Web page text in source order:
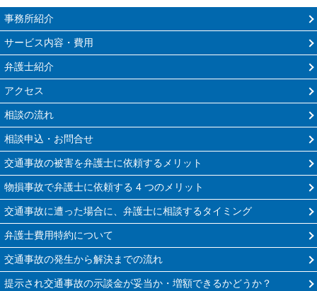
事務所紹介
サービス内容・費用
弁護士紹介
アクセス
相談の流れ
相談申込・お問合せ
交通事故の被害を弁護士に依頼するメリット
物損事故で弁護士に依頼する 4 つのメリット
交通事故に遭った場合に、弁護士に相談するタイミング
弁護士費用特約について
交通事故の発生から解決までの流れ
提示され交通事故の示談金が妥当か・増額できるかどうか？